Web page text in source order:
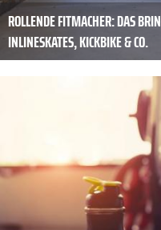
ROLLENDE FITMACHER: DAS
INLINESKATES, KICKBIKE & CO.